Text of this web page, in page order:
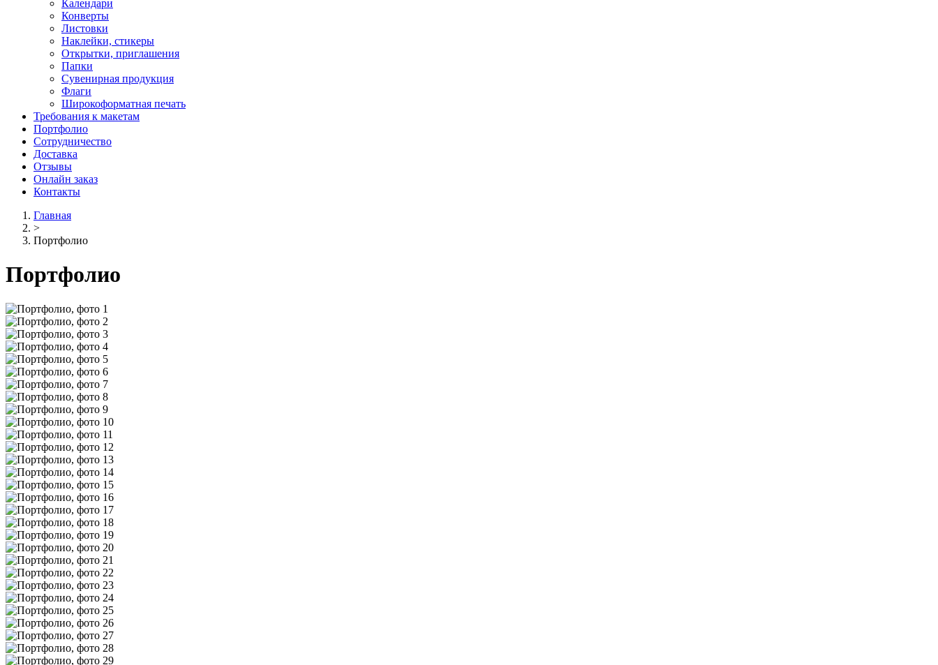
Календари
Конверты
Листовки
Наклейки, стикеры
Открытки, приглашения
Папки
Сувенирная продукция
Флаги
Широкоформатная печать
Требования к макетам
Портфолио
Сотрудничество
Доставка
Отзывы
Онлайн заказ
Контакты
Главная
>
Портфолио
Портфолио